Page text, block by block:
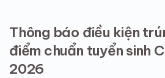
Thông báo điều kiện
điểm chuẩn tuyển sinh
2026